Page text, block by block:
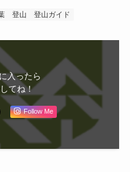
登山 登山ガイド
入ったら
てね！
Follow Me